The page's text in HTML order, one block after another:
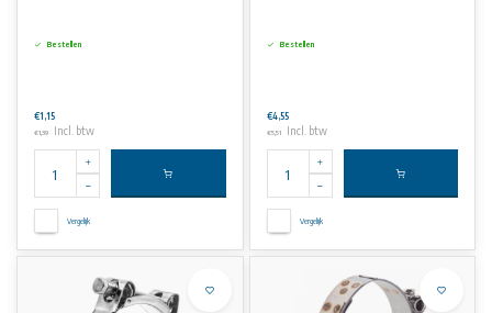
Bestellen
€1,15
€1,39 Incl. btw
Vergelijk
Bestellen
€4,55
€5,51 Incl. btw
Vergelijk